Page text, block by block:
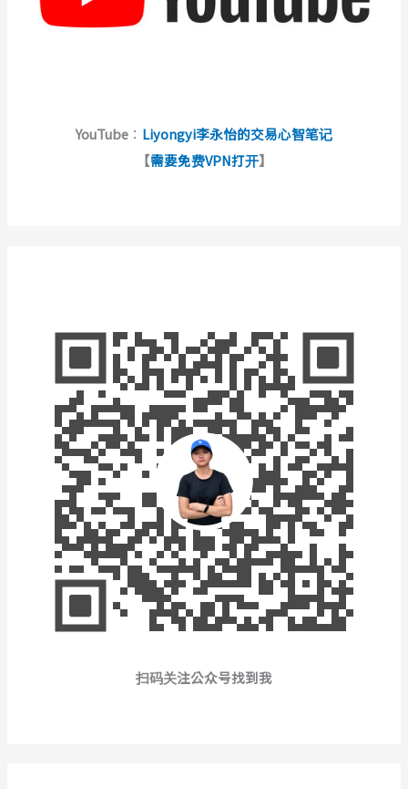
YouTube ： Liyongyi李永怡的交易心智笔记
【需要免费VPN打开】
扫码关注公众号找到我